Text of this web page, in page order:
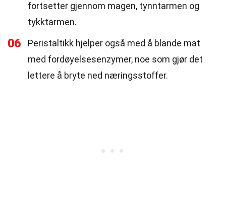
fortsetter gjennom magen, tynntarmen og
tykktarmen.
06
Peristaltikk hjelper også med å blande mat
med fordøyelsesenzymer, noe som gjør det
lettere å bryte ned næringsstoffer.